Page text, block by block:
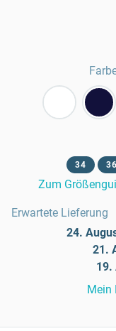
34 36
Zum
Erwartete Lieferung
24.
21.
19.
Mein